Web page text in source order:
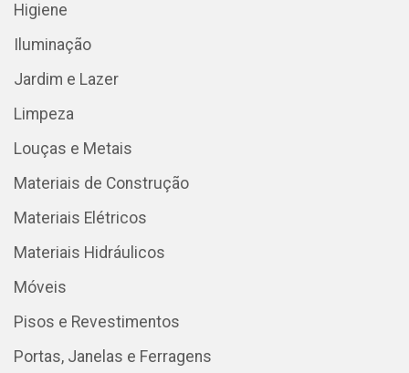
Higiene
Iluminação
Jardim e Lazer
Limpeza
Louças e Metais
Materiais de Construção
Materiais Elétricos
Materiais Hidráulicos
Móveis
Pisos e Revestimentos
Portas, Janelas e Ferragens